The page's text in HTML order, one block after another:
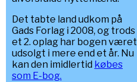
Det tabte land udkom på
Gads Forlag i 2008, og trods
et 2. oplag har bogen været
udsolgt i mere end et år. Nu
kan den imidlertid købes
som E-bog.